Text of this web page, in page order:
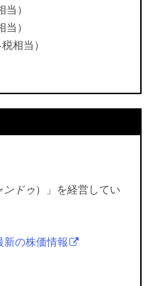
）
）
相当）
ンドゥ）」を経営してい
新の株価情報